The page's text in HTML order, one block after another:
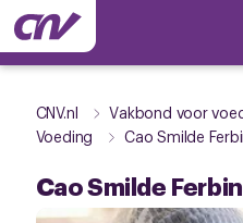
CNV.nl
Vakbond voor
Voeding
Cao Smilde
Cao Smilde